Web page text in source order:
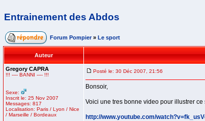
Entrainement des Abdos
Forum Pompier » Le sport
Auteur
Gregory CAPRA
!!! ---- BANNI ---- !!!
Sexe:
Inscrit le: 25 Nov 2007
Messages: 817
Localisation: Paris / Lyon / Nice
/ Marseille / Bordeaux
Posté le: 30 Déc 2007, 21:56
Bonsoir,
Voici une tres bonne video pour illustrer ce
http://www.youtube.com/